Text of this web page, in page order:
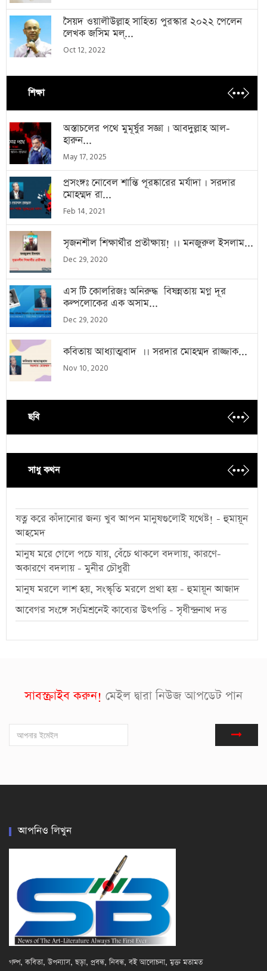
সৈয়দ ওয়ালীউল্লাহ সাহিত্য পুরস্কার ২০২২ পেলেন
লেখক জসিম মল্...
Oct 12, 2022
শিক্ষা
অস্তাচলের পথে মুমূর্ষুর সজ্ঞা । আবদুল্লাহ আল-
হারুন...
May 17, 2025
প্রসংঙ্গঃ নোবেল শান্তি পূরষ্কারের মর্যাদা । সরদার
মোহম্মদ রা...
Feb 14, 2021
সৃজনশীল শিক্ষার্থীর প্রতীক্ষায়! ।। মনজুরুল ইসলাম...
Dec 29, 2020
এস টি কোলরিজঃ অনিরুদ্ধ বিষন্নতায় মগ্ন দূর
কল্পলোকের এক অসাম...
Dec 29, 2020
কবিতায় আধ্যাত্মবাদ ।। সরদার মোহম্মদ রাজ্জাক...
Nov 10, 2020
ছবি
সাধু কথন
যত্ন করে কাঁদানোর জন্য খুব আপন মানুষগুলোই যথেষ্ট! - হুমায়ূন
আহমেদ
মানুষ মরে গেলে পচে যায়, বেঁচে থাকলে বদলায়, কারণে-
অকারণে বদলায় - মুনীর চৌধুরী
মানুষ মরলে লাশ হয়, সংস্কৃতি মরলে প্রথা হয় - হুমায়ূন আজাদ
আবেগর সংঙ্গে সংমিশ্রনেই কাব্যের উৎপত্তি - সৃধীন্দ্রনাথ দত্ত
সাবস্ক্রাইব করুন! মেইল দ্বারা নিউজ আপডেট পান
আপনিও লিখুন
গল্প, কবিতা, উপন্যাস, ছড়া, প্রবন্ধ, নিবন্ধ, বই আলোচনা, মুক্ত মতামত